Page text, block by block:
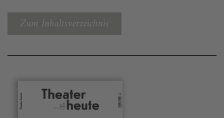
Zum Inhaltsverzeichnis